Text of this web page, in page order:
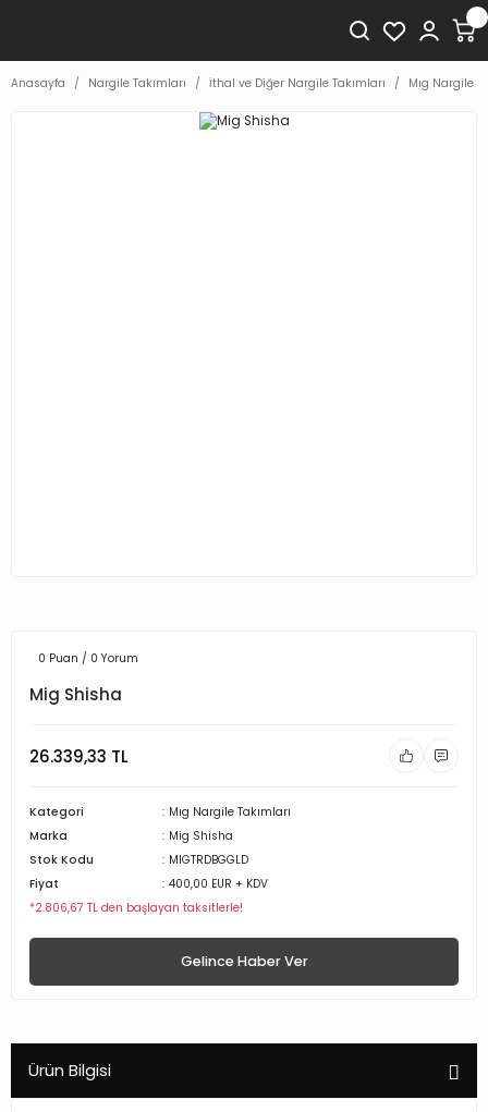
Anasayfa Nargile Takımları İthal ve Diğer Nargile Takımları Mıg Nargile
0 Puan / 0 Yorum
Mig Shisha
26.339,33 TL
Kategori
Mıg Nargile Takımları
Marka
Mig Shisha
Stok Kodu
MIGTRDBGGLD
Fiyat
400,00 EUR + KDV
*2.806,67 TL den başlayan taksitlerle!
Gelince Haber Ver
Ürün Bilgisi